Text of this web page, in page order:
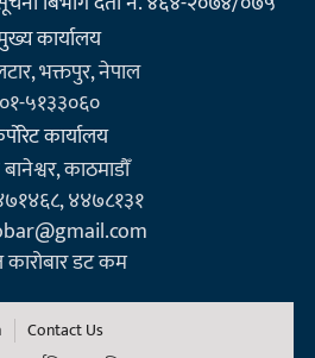
कार्यालय
भक्तपुर, नेपाल
०१-५१३३०६०
कार्यालय
काठमाडौँ
४४७८१३१
डट कम
Contact Us